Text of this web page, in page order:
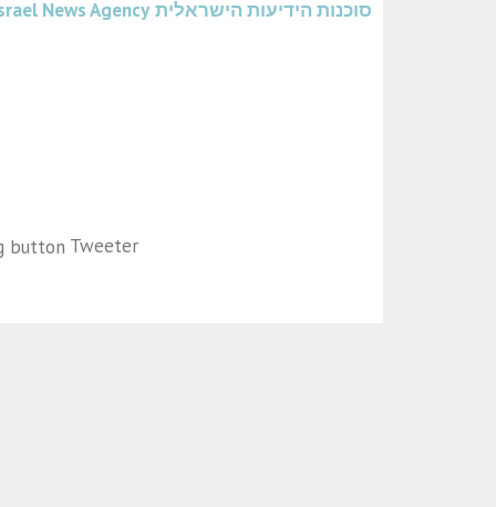
סוכנות הידיעות הישראלית News Agency
Tweeter